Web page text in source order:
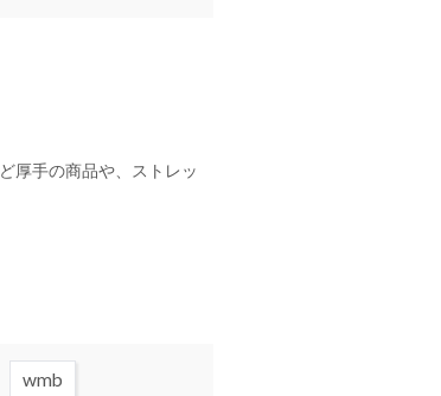
厚手の商品や、ストレッ
wmb